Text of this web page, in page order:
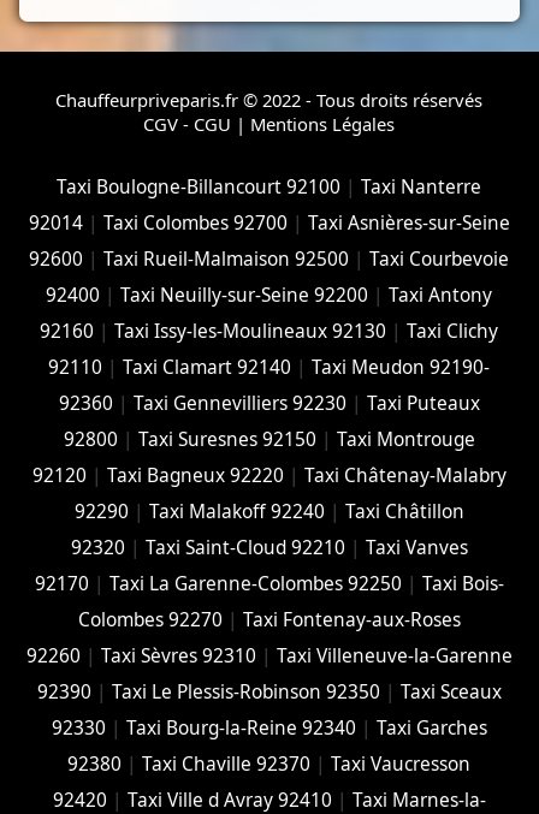
Chauffeurpriveparis.fr © 2022 - Tous droits réservés
CGV - CGU | Mentions Légales
Taxi Boulogne-Billancourt 92100 |Taxi Nanterre
92014| Taxi Colombes 92700 | Taxi Asnières-sur-Seine
92600 |Taxi Rueil-Malmaison 92500 |Taxi Courbevoie
92400 |Taxi Neuilly-sur-Seine 92200 |Taxi Antony
92160 |Taxi Issy-les-Moulineaux 92130 |Taxi Clichy
92110 |Taxi Clamart 92140 |Taxi Meudon 92190-
92360 | Taxi Gennevilliers 92230 | Taxi Puteaux
92800 | Taxi Suresnes 92150 | Taxi Montrouge
92120 | Taxi Bagneux 92220 | Taxi Châtenay-Malabry
92290 | Taxi Malakoff 92240 | Taxi Châtillon
92320 | Taxi Saint-Cloud 92210 | Taxi Vanves
92170 | Taxi La Garenne-Colombes 92250 | Taxi Bois-
Colombes 92270 | Taxi Fontenay-aux-Roses
92260 | Taxi Sèvres 92310 | Taxi Villeneuve-la-Garenne
92390 | Taxi Le Plessis-Robinson 92350 | Taxi Sceaux
92330 | Taxi Bourg-la-Reine 92340 | Taxi Garches
92380 |Taxi Chaville 92370 |Taxi Vaucresson
92420 | Taxi Ville d Avray 92410 | Taxi Marnes-la-